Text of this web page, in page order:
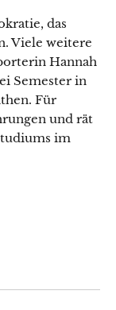
das
Viele weitere
Hannah
Semester in
Für
und rät
im